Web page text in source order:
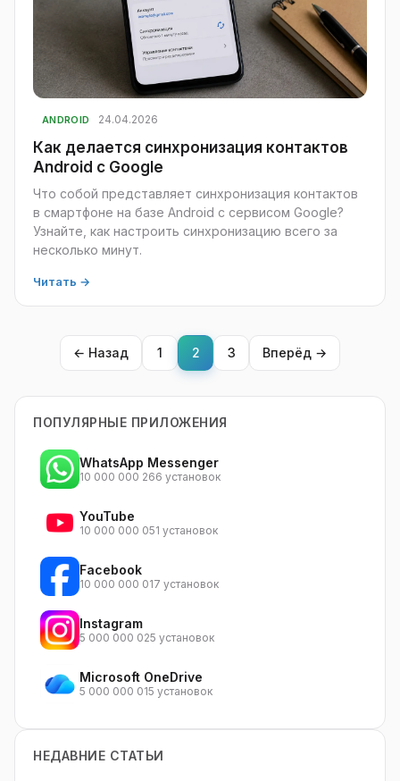
ANDROID 24.04.2026
Как делается синхронизация контактов
Android с Google
Что собой представляет синхронизация контактов
в смартфоне на базе Android с сервисом Google?
Узнайте, как настроить синхронизацию всего за
несколько минут.
Читать →
← Назад 1 2 3 Вперёд →
ПОПУЛЯРНЫЕ ПРИЛОЖЕНИЯ
WhatsApp Messenger
10 000 000 266 установок
YouTube
10 000 000 051 установок
Facebook
10 000 000 017 установок
Instagram
5 000 000 025 установок
Microsoft OneDrive
5 000 000 015 установок
НЕДАВНИЕ СТАТЬИ